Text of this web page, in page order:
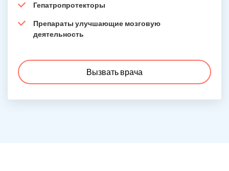
Гепатропротекторы
Препараты улучшающие мозговую
деятельность
Вызвать врача